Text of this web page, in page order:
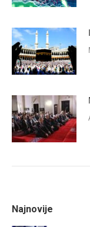
Najnovije